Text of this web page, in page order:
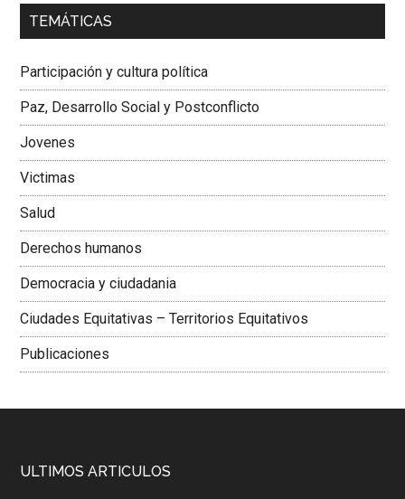
00:00 01:04
Dra. Carolina Corcho Mejía,Presidenta Corporación
Colombiana
TEMÁTICAS
Participación y cultura política
Paz, Desarrollo Social y Postconflicto
Jovenes
Victimas
Salud
Derechos humanos
Democracia y ciudadania
Ciudades Equitativas – Territorios Equitativos
Publicaciones
ULTIMOS ARTICULOS